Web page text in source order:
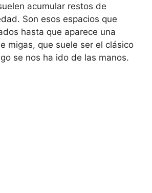
acumular restos de
Son esos espacios que
hasta que aparece una
migas, que suele ser el clásico
se nos ha ido de las manos.